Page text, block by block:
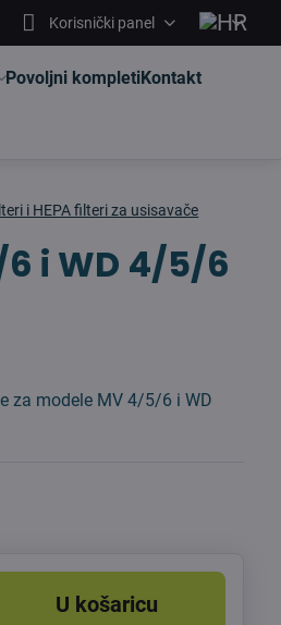
Korisnički panel
Povoljni kompletiKontakt
i HEPA filteri za usisavače
i WD 4/5/6
za modele MV 4/5/6 i WD
U košaricu